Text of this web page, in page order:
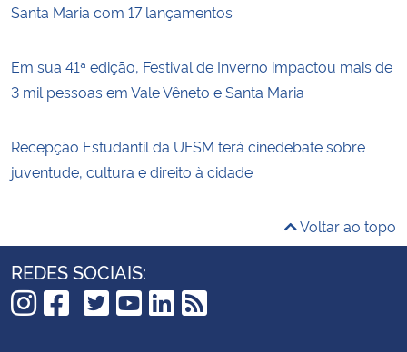
Santa Maria com 17 lançamentos
Em sua 41ª edição, Festival de Inverno impactou mais de
3 mil pessoas em Vale Vêneto e Santa Maria
Recepção Estudantil da UFSM terá cinedebate sobre
juventude, cultura e direito à cidade
Voltar ao topo
REDES SOCIAIS:
Instagram
Facebook
TikTok
Twitter
YouTube
LinkedIn
RSS